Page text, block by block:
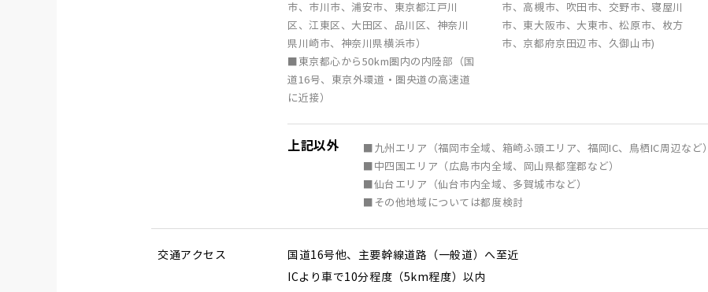
市、市川市、浦安市、東京都江戸川
区、江東区、大田区、品川区、神奈川
県川崎市、神奈川県横浜市）
■東京都心から50km圏内の内陸部（国
道16号、東京外環道・圏央道の高速道
に近接）
市、高槻市、吹田市、交野市、寝屋川
市、東大阪市、大東市、松原市、枚方
市、京都府京田辺市、久御山市)
上記以外
■九州エリア（福岡市全域、箱崎ふ頭エリア、福岡IC、鳥栖IC周辺など）
■中四国エリア（広島市内全域、岡山県都窪郡など）
■仙台エリア（仙台市内全域、多賀城市など）
■その他地域については都度検討
交通アクセス
国道16号他、主要幹線道路（一般道）へ至近
ICより車で10分程度（5km程度）以内